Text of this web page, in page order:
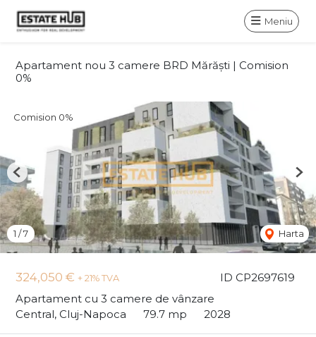
Meniu
Apartament nou 3 camere BRD Mărăști | Comision
0%
ID CP2697619
324,050 € + 21% TVA
Apartament cu 3 camere de vânzare
Central, Cluj-Napoca
79.7 mp 2028
Comision 0%
1 /7 Harta
Previous